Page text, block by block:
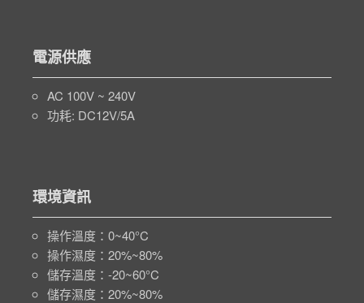
電源供應
AC 100V ~ 240V
功耗: DC12V/5A
環境資訊
操作溫度：0~40°C
操作濕度：20%~80%
儲存溫度：-20~60°C
儲存濕度：20%~80%